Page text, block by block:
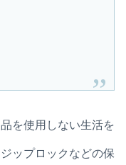
を使用しない生活を
ップロックなどの保